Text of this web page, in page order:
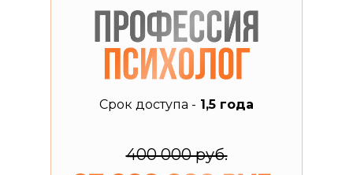
400 000 руб.
Срок доступа - 1,5 года